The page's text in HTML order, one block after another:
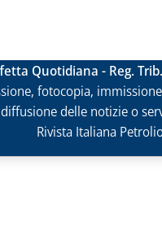
Quotidiana - Reg.
fotocopia,
delle notizie o
Rivista Italiana